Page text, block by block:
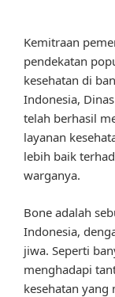
Kemitraan
pendekatan
kesehatan di
Indonesia,
telah berhasil
layanan
lebih baik
warganya.
Bone adalah
Indonesia,
jiwa. Seperti
menghadapi
kesehatan